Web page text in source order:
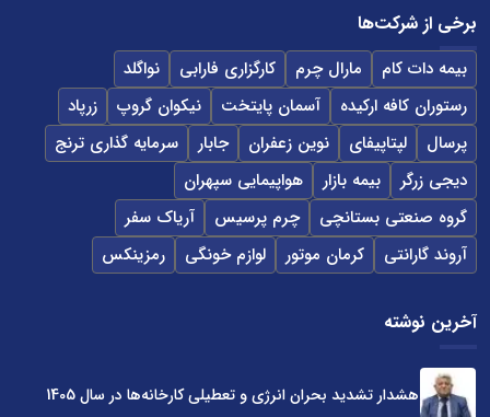
برخی از شرکت‌ها
بیمه دات کام مارال چرم کارگزاری فارابی
نواگلد
رستوران کافه ارکیده
آسمان پایتخت نیکوان گروپ
زرپاد
پرسال
لپتاپیفای نوین زعفران جابار
سرمایه گذاری ترنج
دیجی زرگر
بیمه بازار
هواپیمایی سپهران
گروه صنعتی بستانچی
چرم پرسیس
آریاک سفر
آروند گارانتی
کرمان موتور لوازم خونگی رمزینکس
آخرین نوشته
هشدار تشدید بحران انرژی و تعطیلی کارخانه‌ها در سال 1405